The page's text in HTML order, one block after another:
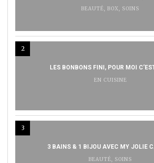
BEAUTÉ, BOX, SOINS
2
LES BONBONS FINI, POUR MOI
EN CUISINE
3
3 BAINS & 1 BIJOU AVEC MY JOLIE
BEAUTÉ, SOINS